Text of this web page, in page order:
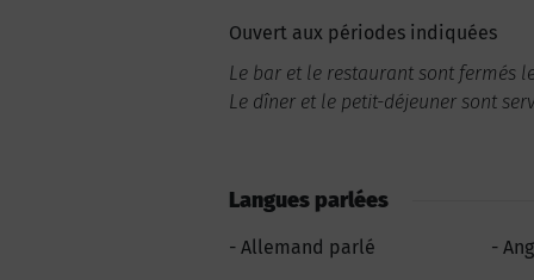
Ouvert aux périodes indiquées
Le bar et le restaurant sont fermés
Le dîner et le petit-déjeuner sont
Langues parlées
Allemand parlé